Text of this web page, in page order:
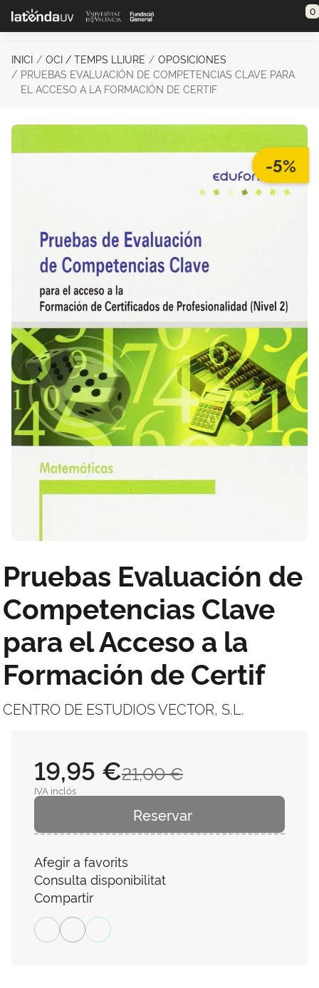
Saltar al contenido principal 0
INICI OCI / TEMPS LLIURE
OPOSICIONES
PRUEBAS EVALUACIÓN DE COMPETENCIAS CLAVE PARA
EL ACCESO A LA FORMACIÓN DE CERTIF
-5%
Pruebas Evaluación de
Competencias Clave
para el Acceso a la
Formación de Certif
CENTRO DE ESTUDIOS VECTOR, S.L.
21,00 €
19,95 €
IVA inclós
Reservar
Afegir a favorits
Consulta disponibilitat
Compartir